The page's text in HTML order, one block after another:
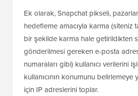
Ek olarak, Snapchat pikseli,
hedefleme amacıyla karma (siteniz
bir şekilde karma hale getirildikten
gönderilmesi gereken e-posta
numaraları gibi) kullanıcı verilerini
kullanıcının konumunu belirlemeye
için IP adreslerini toplar.